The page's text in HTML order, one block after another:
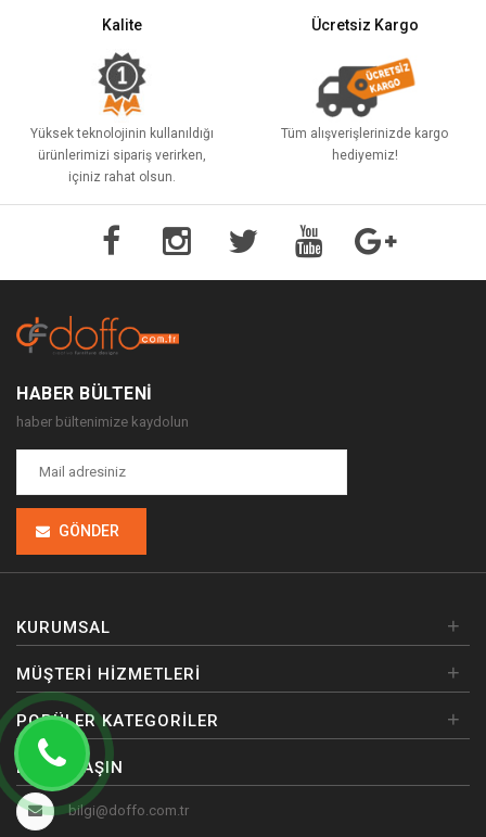
Kalite
Yüksek teknolojinin kullanıldığı
ürünlerimizi sipariş verirken,
içiniz rahat olsun.
Ücretsiz Kargo
Tüm alışverişlerinizde kargo
hediyemiz!
HABER BÜLTENI
haber bültenimize kaydolun
GÖNDER
KURUMSAL +
MÜŞTERI HIZMETLERI +
POPÜLER KATEGORILER +
BIZE ULAŞIN
bilgi@doffo.com.tr